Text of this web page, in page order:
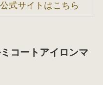
公式サイトはこちら
コートアイロンマ